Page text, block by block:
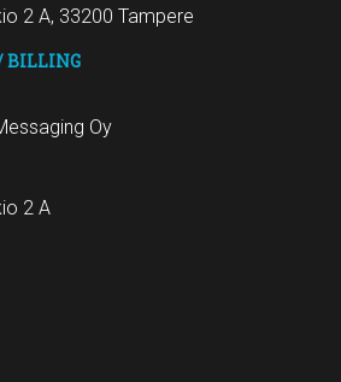
2 A, 33200 Tampere
BILLING
Oy
2 A